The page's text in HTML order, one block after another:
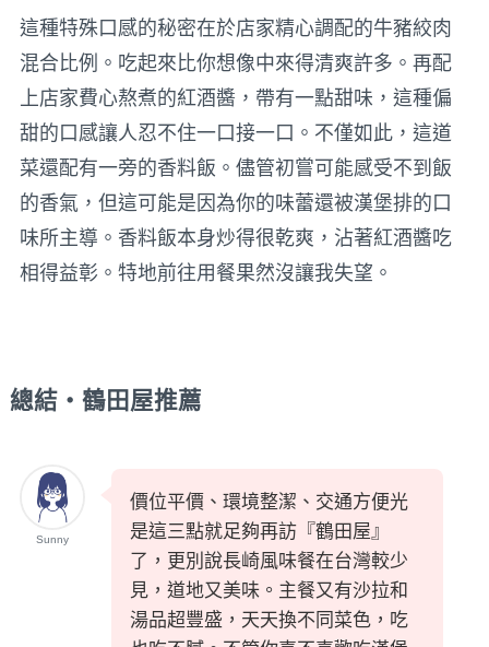
這種特殊口感的秘密在於店家精心調配的牛豬絞肉
混合比例。吃起來比你想像中來得清爽許多。再配
上店家費心熬煮的紅酒醬，帶有一點甜味，這種偏
甜的口感讓人忍不住一口接一口。不僅如此，這道
菜還配有一旁的香料飯。儘管初嘗可能感受不到飯
的香氣，但這可能是因為你的味蕾還被漢堡排的口
味所主導。香料飯本身炒得很乾爽，沾著紅酒醬吃
相得益彰。特地前往用餐果然沒讓我失望。
總結・鶴田屋推薦
Sunny
價位平價、環境整潔、交通方便光
是這三點就足夠再訪『鶴田屋』
了，更別說長崎風味餐在台灣較少
見，道地又美味。主餐又有沙拉和
湯品超豐盛，天天換不同菜色，吃